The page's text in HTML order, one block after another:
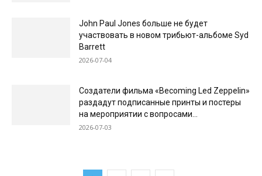
John Paul Jones больше не будет
участвовать в новом трибьют-альбоме Syd
Barrett
2026-07-04
Создатели фильма «Becoming Led Zeppelin»
раздадут подписанные принты и постеры
на мероприятии с вопросами...
2026-07-03